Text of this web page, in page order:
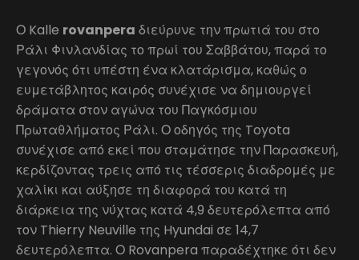
Ο Kalle rovanpera διεύρυνε την πρωτιά του στο
Ράλι Φινλανδίας το πρωί του Σαββάτου, παρά το
γεγονός ότι υπέστη ένα κλατάρισμα, καθώς ο
ευμετάβλητος καιρός συνέχισε να δημιουργεί
δράματα στον αγώνα του Παγκόσμιου
Πρωταθλήματος Ράλι. Ο οδηγός της Toyota
συνέχισε από εκεί που σταμάτησε την Παρασκευή,
κερδίζοντας τρεις από τις τέσσερις διαδρομές με
χαλίκι και αύξησε τη διαφορά του κατά τη
διάρκεια της νύχτας κατά 4,9 δευτερόλεπτα από
τον Thierry Neuville της Hyundai σε 14,7
δευτερόλεπτα. Ο Rovanpera παραδέχτηκε ότι δεν